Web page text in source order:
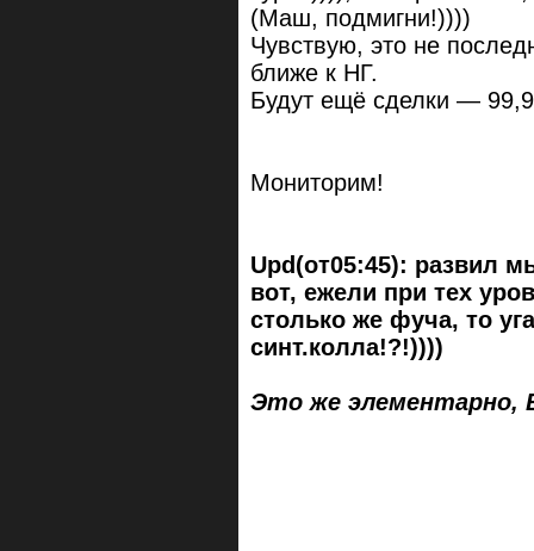
(Маш, подмигни!))))
Чувствую, это не
ближе к НГ.
Будут ещё сделки —
Мониторим!
Upd(от05:45): развил
вот, ежели при тех
столько же фуча, то
синт.колла!?!))))
Это же элементарно,